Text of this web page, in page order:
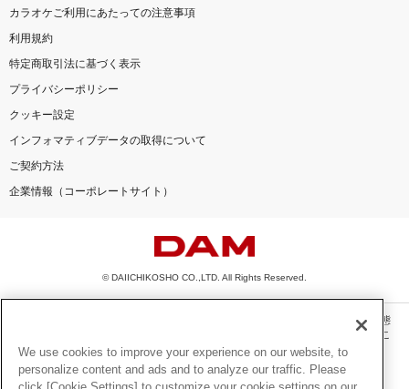
カラオケご利用にあたっての注意事項
利用規約
特定商取引法に基づく表示
プライバシーポリシー
クッキー設定
インフォマティブデータの取得について
ご契約方法
企業情報（コーポレートサイト）
© DAIICHIKOSHO CO.,LTD. All Rights Reserved.
このサイトに掲載されている一切の文章・画像・写真・動画・音声等を、手段や形態
を問わず、著作権法の定める範囲を超えて無断で複製、転載、ファイル化などするこ
とを禁じます。
楽曲及びコンテンツは、機種によりご利用いただけない場合があります。
We use cookies to improve your experience on our website, to
personalize content and ads and to analyze our traffic. Please